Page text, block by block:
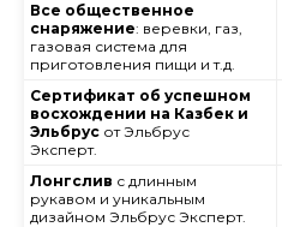
Все общественное
снаряжение: веревки, газ,
газовая система для
приготовления пищи и т.д.
Сертификат об успешном
восхождении на Казбек и
Эльбрус от Эльбрус
Эксперт.
Лонгслив с длинным
рукавом и уникальным
дизайном Эльбрус Эксперт.